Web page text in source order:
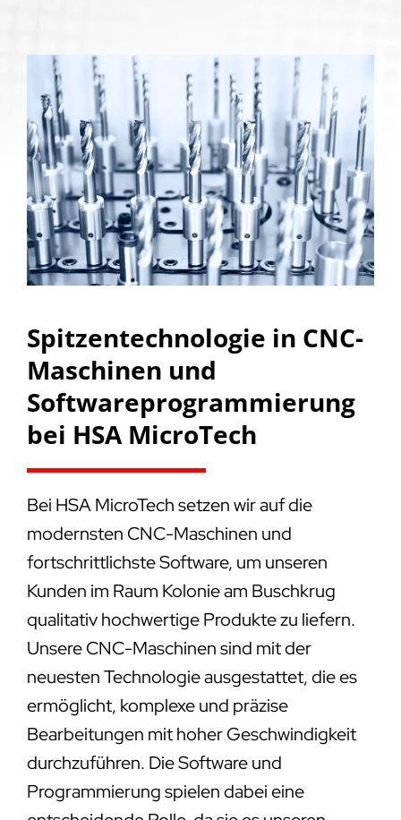
Spitzentechnologie in CNC-
Maschinen und
Softwareprogrammierung
bei HSA MicroTech
Bei HSA MicroTech setzen wir auf die
modernsten CNC-Maschinen und
fortschrittlichste Software, um unseren
Kunden im Raum Kolonie am Buschkrug
qualitativ hochwertige Produkte zu liefern.
Unsere CNC-Maschinen sind mit der
neuesten Technologie ausgestattet, die es
ermöglicht, komplexe und präzise
Bearbeitungen mit hoher Geschwindigkeit
durchzuführen. Die Software und
Programmierung spielen dabei eine